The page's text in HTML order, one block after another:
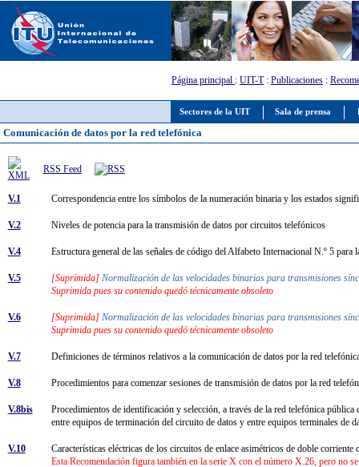
Sectores de la UIT Sala de prensa
Página principal : UIT-T: Publicaciones :
Comunicación de datos por la red telefónica
RSS Feed
V.1 Correspondencia entre los símbolos de la numeración binaria y los estados
V.2 Niveles de potencia para la transmisión de datos por circuitos telefónicos
V.4 Estructura general de las señales de código del Alfabeto Internacional N.º 5
V.5 [Suprimida] Normalización de las velocidades binarias para transmisiones
Suprimida pues su contenido quedó técnicamente obsoleto
V.6 [Suprimida] Normalización de las velocidades binarias para transmisiones
Suprimida pues su contenido quedó técnicamente obsoleto
V.7 Definiciones de términos relativos a la comunicación de datos por la red
V.8 Procedimientos para comenzar sesiones de transmisión de datos por la red
V.8bis
Procedimientos de identificación y selección, a través de la red telefónica
entre equipos de terminación del circuito de datos y entre equipos terminales de
V.10
Características eléctricas de los circuitos de enlace asimétricos de doble
Esta Recomendación figura también en la serie X con el número X.26, pero no